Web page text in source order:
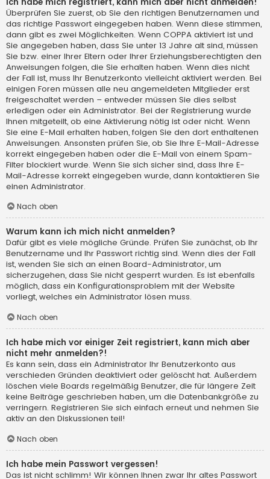
Überprüfen Sie zuerst, ob Sie den richtigen Benutzernamen und
das richtige Passwort eingegeben haben. Wenn diese stimmen,
dann gibt es zwei Möglichkeiten. Wenn COPPA aktiviert ist und
Sie angegeben haben, dass Sie unter 13 Jahre alt sind, müssen
Sie bzw. einer Ihrer Eltern oder Ihrer Erziehungsberechtigten den
Anweisungen folgen, die Sie erhalten haben. Wenn dies nicht
der Fall ist, muss Ihr Benutzerkonto vielleicht aktiviert werden. Bei
einigen Foren müssen alle neu angemeldeten Mitglieder erst
freigeschaltet werden – entweder müssen Sie dies selbst
erledigen oder ein Administrator. Bei der Registrierung wurde
Ihnen mitgeteilt, ob eine Aktivierung nötig ist oder nicht. Wenn
Sie eine E-Mail erhalten haben, folgen Sie den dort enthaltenen
Anweisungen. Ansonsten prüfen Sie, ob Sie Ihre E-Mail-Adresse
korrekt eingegeben haben oder die E-Mail von einem Spam-
Filter blockiert wurde. Wenn Sie sich sicher sind, dass Ihre E-
Mail-Adresse korrekt eingegeben wurde, dann kontaktieren Sie
einen Administrator.
Nach oben
Warum kann ich mich nicht anmelden?
Dafür gibt es viele mögliche Gründe. Prüfen Sie zunächst, ob Ihr
Benutzername und Ihr Passwort richtig sind. Wenn dies der Fall
ist, wenden Sie sich an einen Board-Administrator, um
sicherzugehen, dass Sie nicht gesperrt wurden. Es ist ebenfalls
möglich, dass ein Konfigurationsproblem mit der Website
vorliegt, welches ein Administrator lösen muss.
Nach oben
Ich habe mich vor einiger Zeit registriert, kann mich aber
nicht mehr anmelden?!
Es kann sein, dass ein Administrator Ihr Benutzerkonto aus
verschieden Gründen deaktiviert oder gelöscht hat. Außerdem
löschen viele Boards regelmäßig Benutzer, die für längere Zeit
keine Beiträge geschrieben haben, um die Datenbankgröße zu
verringern. Registrieren Sie sich einfach erneut und nehmen Sie
aktiv an den Diskussionen teil!
Nach oben
Ich habe mein Passwort vergessen!
Das ist nicht schlimm! Wir können Ihnen zwar Ihr altes Passwort